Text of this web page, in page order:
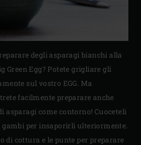
degli asparagi bianchi alla
Green Egg? Potete grigliare gli
sul vostro EGG. Ma
facilmente preparare anche
asparagi come contorno! Cuoceteli
gambi per insaporirli ulteriormente.
di cottura e le punte per preparare